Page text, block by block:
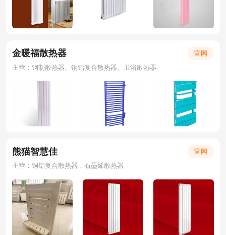
金暖福散热器
官网
主营：钢制散热器、铜铝复合散热器、卫浴散热器
熊猫智慧佳
官网
主营：铜铝复合散热器，石墨烯散热器